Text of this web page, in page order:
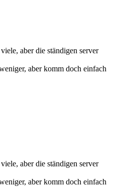
aber die ständigen server
aber komm doch einfach
aber die ständigen server
aber komm doch einfach